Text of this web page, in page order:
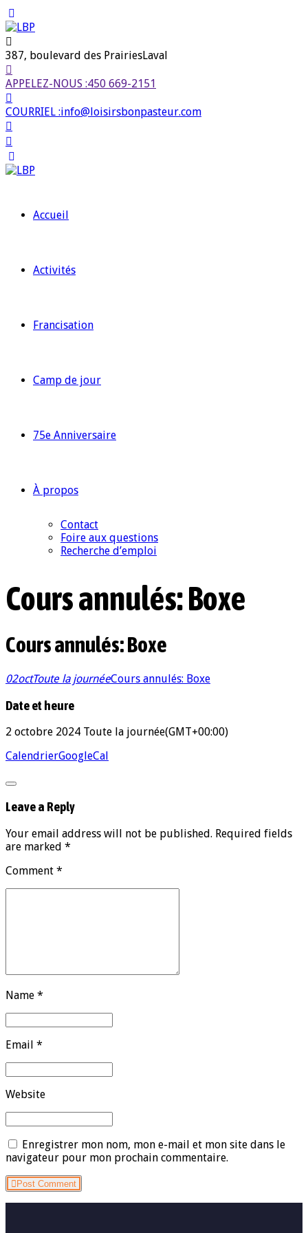
387, boulevard des PrairiesLaval
APPELEZ-NOUS :450 669-2151
COURRIEL :info@loisirsbonpasteur.com
Accueil
Activités
Francisation
Camp de jour
75e Anniversaire
À propos
Contact
Foire aux questions
Recherche d’emploi
Cours annulés: Boxe
Cours annulés: Boxe
02octToute la journéeCours annulés: Boxe
Date et heure
2 octobre 2024 Toute la journée(GMT+00:00)
CalendrierGoogleCal
Leave a Reply
Your email address will not be published. Required fields
are marked *
Comment *
Name *
Email *
Website
Enregistrer mon nom, mon e-mail et mon site dans le
navigateur pour mon prochain commentaire.
Post Comment